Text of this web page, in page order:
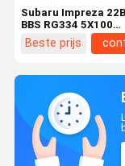
Subaru Impreza
BBS RG334 5X100
gesmeed velgen
GC8
Beste prijs